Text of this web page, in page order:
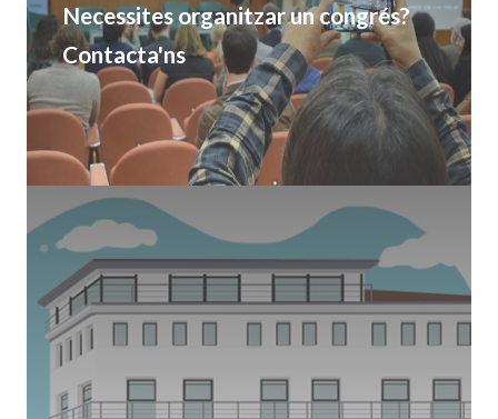
Necessites organitzar un congrés?
Contacta'ns